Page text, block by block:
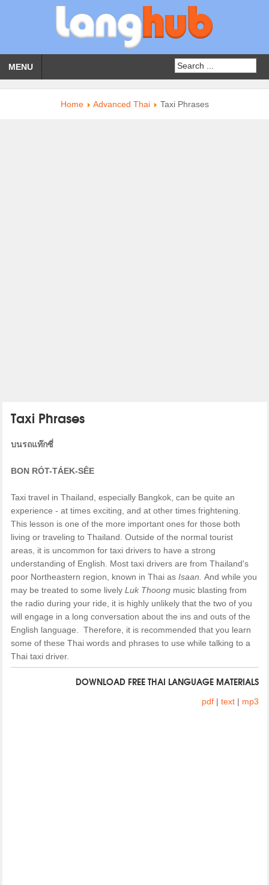
MENU
Home Advanced Thai Taxi Phrases
Taxi Phrases
บนรถแท๊กซี่
BON RÓT-TÁEK-SÊE
Taxi travel in Thailand, especially Bangkok, can be quite an
experience - at times exciting, and at other times frightening.
This lesson is one of the more important ones for those both
living or traveling to Thailand. Outside of the normal tourist
areas, it is uncommon for taxi drivers to have a strong
understanding of English. Most taxi drivers are from Thailand's
poor Northeastern region, known in Thai as Isaan. And while you
may be treated to some lively Luk Thoongmusic blasting from
the radio during your ride, it is highly unlikely that the two of you
will engage in a long conversation about the ins and outs of the
English language. Therefore, it is recommended that you learn
some of these Thai words and phrases to use while talking to a
Thai taxi driver.
DOWNLOAD FREE THAI LANGUAGE MATERIALS
pdf| text| mp3